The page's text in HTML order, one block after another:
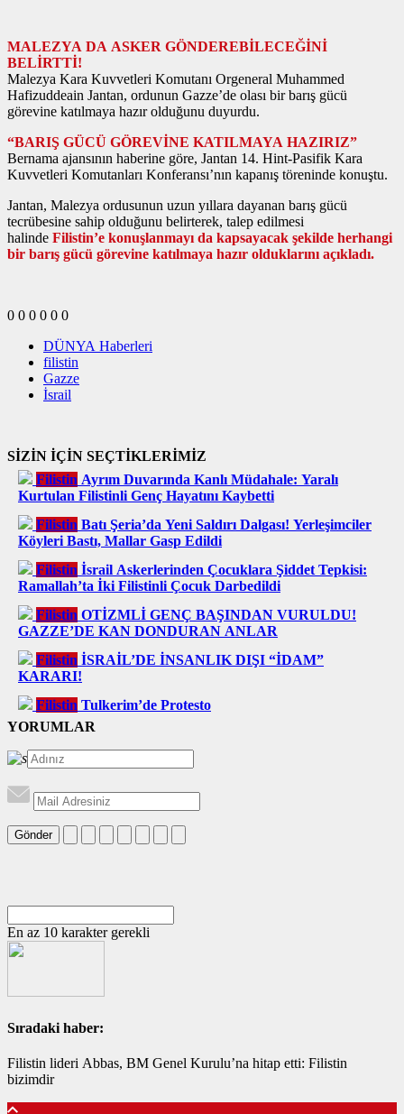
MALEZYA DA ASKER GÖNDEREBİLECEĞİNİ
BELİRTTİ!
Malezya Kara Kuvvetleri Komutanı Orgeneral Muhammed
Hafizuddeain Jantan, ordunun Gazze’de olası bir barış gücü
görevine katılmaya hazır olduğunu duyurdu.
“BARIŞ GÜCÜ GÖREVİNE KATILMAYA HAZIRIZ”
Bernama ajansının haberine göre, Jantan 14. Hint-Pasifik Kara
Kuvvetleri Komutanları Konferansı’nın kapanış töreninde konuştu.
Jantan, Malezya ordusunun uzun yıllara dayanan barış gücü
tecrübesine sahip olduğunu belirterek, talep edilmesi
halinde Filistin’e konuşlanmayı da kapsayacak şekilde herhangi
bir barış gücü görevine katılmaya hazır olduklarını açıkladı.
0 0 0 0 0 0
DÜNYA Haberleri
filistin
Gazze
İsrail
SİZİN İÇİN SEÇTİKLERİMİZ
Filistin Ayrım Duvarında Kanlı Müdahale: Yaralı
Kurtulan Filistinli Genç Hayatını Kaybetti
Filistin Batı Şeria’da Yeni Saldırı Dalgası! Yerleşimciler
Köyleri Bastı, Mallar Gasp Edildi
Filistin İsrail Askerlerinden Çocuklara Şiddet Tepkisi:
Ramallah’ta İki Filistinli Çocuk Darbedildi
Filistin OTİZMLİ GENÇ BAŞINDAN VURULDU!
GAZZE’DE KAN DONDURAN ANLAR
Filistin İSRAİL’DE İNSANLIK DIŞI “İDAM”
KARARI!
Filistin Tulkerim’de Protesto
YORUMLAR
Gönder
En az 10 karakter gerekli
Sıradaki haber:
Filistin lideri Abbas, BM Genel Kurulu’na hitap etti: Filistin
bizimdir